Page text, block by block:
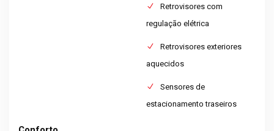
Retrovisores com
regulação elétrica
Retrovisores exteriores
aquecidos
Sensores de
estacionamento traseiros